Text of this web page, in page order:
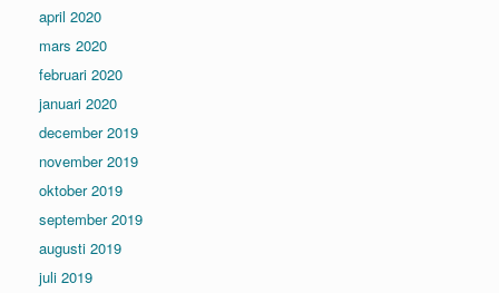
april 2020
mars 2020
februari 2020
januari 2020
december 2019
november 2019
oktober 2019
september 2019
augusti 2019
juli 2019